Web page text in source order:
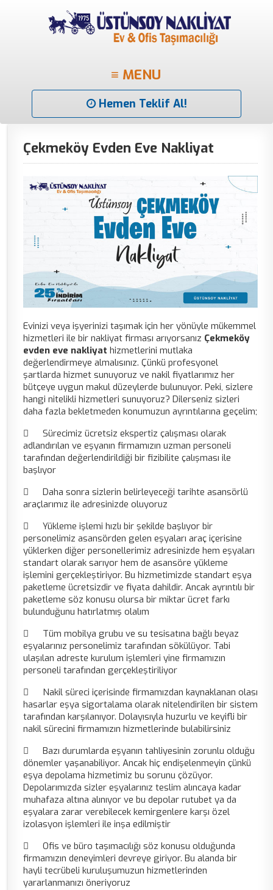
≡ MENU
Hemen Teklif Al!
Çekmeköy Evden Eve Nakliyat
Evinizi veya işyerinizi taşımak için her yönüyle mükemmel
hizmetleri ile bir nakliyat firması arıyorsanız Çekmeköy
evden eve nakliyat hizmetlerini mutlaka
değerlendirmeye almalısınız. Çünkü profesyonel
şartlarda hizmet sunuyoruz ve nakil fiyatlarımız her
bütçeye uygun makul düzeylerde bulunuyor. Peki, sizlere
hangi nitelikli hizmetleri sunuyoruz? Dilerseniz sizleri
daha fazla bekletmeden konumuzun ayrıntılarına geçelim;

Sürecimiz ücretsiz ekspertiz çalışması olarak
adlandırılan ve eşyanın firmamızın uzman personeli
tarafından değerlendirildiği bir fizibilite çalışması ile
başlıyor

Daha sonra sizlerin belirleyeceği tarihte asansörlü
araçlarımız ile adresinizde oluyoruz

Yükleme işlemi hızlı bir şekilde başlıyor bir
personelimiz asansörden gelen eşyaları araç içerisine
yüklerken diğer personellerimiz adresinizde hem eşyaları
standart olarak sarıyor hem de asansöre yükleme
işlemini gerçekleştiriyor. Bu hizmetimizde standart eşya
paketleme ücretsizdir ve fiyata dahildir. Ancak ayrıntılı bir
paketleme söz konusu olursa bir miktar ücret farkı
bulunduğunu hatırlatmış olalım

Tüm mobilya grubu ve su tesisatına bağlı beyaz
eşyalarınız personelimiz tarafından sökülüyor. Tabi
ulaşılan adreste kurulum işlemleri yine firmamızın
personeli tarafından gerçekleştiriliyor

Nakil süreci içerisinde firmamızdan kaynaklanan olası
hasarlar eşya sigortalama olarak nitelendirilen bir sistem
tarafından karşılanıyor. Dolayısıyla huzurlu ve keyifli bir
nakil sürecini firmamızın hizmetlerinde bulabilirsiniz

Bazı durumlarda eşyanın tahliyesinin zorunlu olduğu
dönemler yaşanabiliyor. Ancak hiç endişelenmeyin çünkü
eşya depolama hizmetimiz bu sorunu çözüyor.
Depolarımızda sizler eşyalarınız teslim alıncaya kadar
muhafaza altına alınıyor ve bu depolar rutubet ya da
eşyalara zarar verebilecek kemirgenlere karşı özel
izolasyon işlemleri ile inşa edilmiştir

Ofis ve büro taşımacılığı söz konusu olduğunda
firmamızın deneyimleri devreye giriyor. Bu alanda bir
hayli tecrübeli kuruluşumuzun hizmetlerinden
yararlanmanızı öneriyoruz